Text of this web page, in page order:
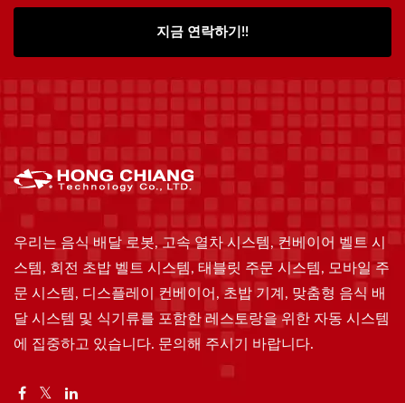
지금 연락하기!!
우리는 음식 배달 로봇, 고속 열차 시스템, 컨베이어 벨트 시
스템, 회전 초밥 벨트 시스템, 태블릿 주문 시스템, 모바일 주
문 시스템, 디스플레이 컨베이어, 초밥 기계, 맞춤형 음식 배
달 시스템 및 식기류를 포함한 레스토랑을 위한 자동 시스템
에 집중하고 있습니다. 문의해 주시기 바랍니다.